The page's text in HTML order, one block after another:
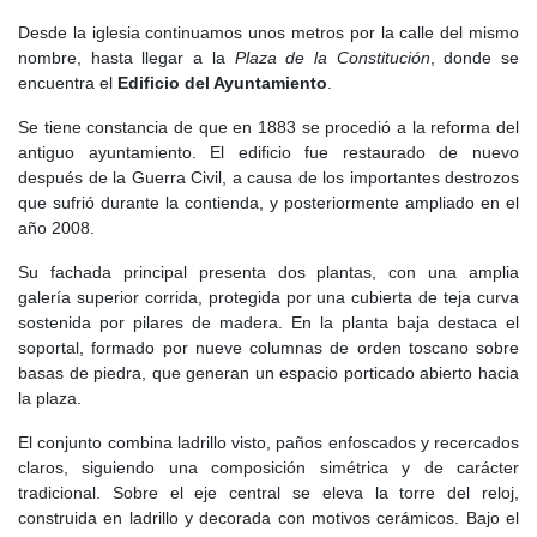
el concejo madrileño ya actuaba como defensor de sus derechos
en un pleito relacionado con la jurisdicción del Monasterio de
Santa María de la Cruz, situado en el vecino término de Cubas.
Las Relaciones Topográficas de Felipe II, realizadas en 1578,
indican que Casarrubuelos era aldea de Madrid y dependía de su
jurisdicción. Por entonces contaba con unos 36 vecinos,
equivalentes aproximadamente a 144 habitantes, una cifra algo
superior a los 25 vecinos pecheros registrados en 1530. Las
materiales modestos que reflejan el carácter rural y poco
acomodado de la población.
La iglesia parroquial, dedicada a Santiago Apóstol, aparece ya
mencionada en esta época y dependía eclesiásticamente del
arzobispado de Toledo. La economía local se basaba casi
Relaciones de Felipe II describen el término como tierra de
labranza, dedicada al cultivo de trigo y cebada. La ganadería
tenía una importancia menor, aunque existía un prado boyal
suficiente para el ganado de labor. También se menciona una
Desde la iglesia continuamos unos metros por la calle del mismo
nombre, hasta llegar a la Plaza de la Constitución, donde se
encuentra el Edificio del Ayuntamiento.
Se tiene constancia de que en 1883 se procedió a la reforma del
antiguo ayuntamiento. El edificio fue restaurado de nuevo
después de la Guerra Civil, a causa de los importantes destrozos
que sufrió durante la contienda, y posteriormente ampliado en el
año 2008.
Su fachada principal presenta dos plantas, con una amplia
galería superior corrida, protegida por una cubierta de teja curva
sostenida por pilares de madera. En la planta baja destaca el
soportal, formado por nueve columnas de orden toscano sobre
basas de piedra, que generan un espacio porticado abierto hacia
la plaza.
El conjunto combina ladrillo visto, paños enfoscados y recercados
claros, siguiendo una composición simétrica y de carácter
tradicional. Sobre el eje central se eleva la torre del reloj,
construida en ladrillo y decorada con motivos cerámicos. Bajo el